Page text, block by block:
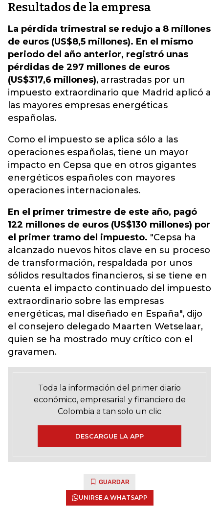
Resultados de la empresa
La pérdida trimestral se redujo a 8 millones
de euros (US$8,5 millones). En el mismo
periodo del año anterior, registró unas
pérdidas de 297 millones de euros
(US$317,6 millones), arrastradas por un
impuesto extraordinario que Madrid aplicó a
las mayores empresas energéticas
españolas.
Como el impuesto se aplica sólo a las
operaciones españolas, tiene un mayor
impacto en Cepsa que en otros gigantes
energéticos españoles con mayores
operaciones internacionales.
En el primer trimestre de este año, pagó
122 millones de euros (US$130 millones) por
el primer tramo del impuesto. "Cepsa ha
alcanzado nuevos hitos clave en su proceso
de transformación, respaldada por unos
sólidos resultados financieros, si se tiene en
cuenta el impacto continuado del impuesto
extraordinario sobre las empresas
energéticas, mal diseñado en España", dijo
el consejero delegado Maarten Wetselaar,
quien se ha mostrado muy crítico con el
gravamen.
Toda la información del primer diario
económico, empresarial y financiero de
Colombia a tan solo un clic
DESCARGUE LA APP
GUARDAR
UNIRSE A WHATSAPP